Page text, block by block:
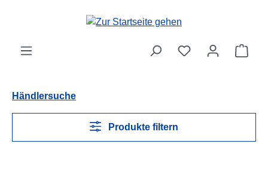
Zum Hauptinhalt springen
Händlersuche
Produkte filtern